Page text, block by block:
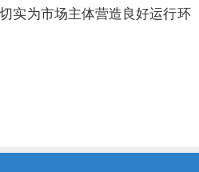
实为市场主体营造良好运行环